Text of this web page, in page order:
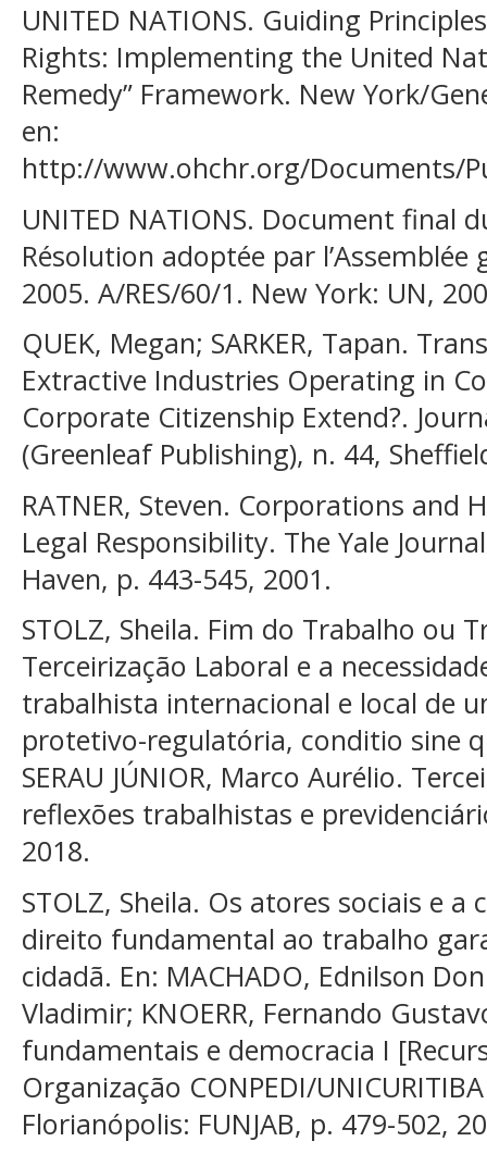
UNITED NATIONS. Guiding
Rights: Implementing the United
Remedy” Framework. New York/
en:
http://www.ohchr.org/Documents/
UNITED NATIONS. Document final
Résolution adoptée par
2005. A/RES/60/1. New York: UN,
QUEK, Megan; SARKER, Tapan.
Extractive Industries Operating in
Corporate Citizenship Extend?.
(Greenleaf Publishing), n. 44,
RATNER, Steven. Corporations and
Legal Responsibility. The Yale
Haven, p. 443-545, 2001.
STOLZ, Sheila. Fim do Trabalho ou
Terceirização Laboral e a
trabalhista internacional e local de
protetivo-regulatória, conditio sine
SERAU JÚNIOR, Marco Aurélio.
reflexões trabalhistas e
2018.
STOLZ, Sheila. Os atores sociais e
direito fundamental ao trabalho
cidadã. En: MACHADO, Ednilson
Vladimir; KNOERR, Fernando
fundamentais e democracia I
Organização CONPEDI/
Florianópolis: FUNJAB, p. 479-502,